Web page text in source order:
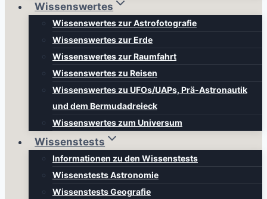
Wissenswertes
Wissenswertes zur Astrofotografie
Wissenswertes zur Erde
Wissenswertes zur Raumfahrt
Wissenswertes zu Reisen
Wissenswertes zu UFOs/UAPs, Prä-Astronautik
und dem Bermudadreieck
Wissenswertes zum Universum
Wissenstests
Informationen zu den Wissenstests
Wissenstests Astronomie
Wissenstests Geografie